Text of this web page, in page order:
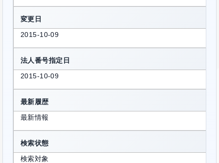
変更日
2015-10-09
法人番号指定日
2015-10-09
最新履歴
最新情報
検索状態
検索対象